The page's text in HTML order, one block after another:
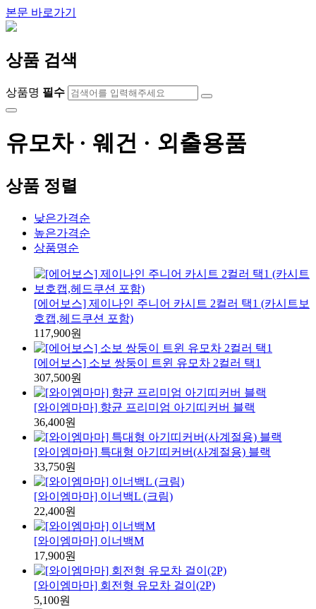
본문 바로가기
상품 검색
상품명 필수
유모차 · 웨건 · 외출용품
상품 정렬
낮은가격순
높은가격순
상품명순
[에어보스] 제이나인 주니어 카시트 2컬러 택1 (카시트보
호캡,헤드쿠션 포함)
117,900원
[에어보스] 소보 쌍둥이 트윈 유모차 2컬러 택1
307,500원
[와이엠마마] 향균 프리미엄 아기띠커버 블랙
36,400원
[와이엠마마] 특대형 아기띠커버(사계절용) 블랙
33,750원
[와이엠마마] 이너백L (크림)
22,400원
[와이엠마마] 이너백M
17,900원
[와이엠마마] 회전형 유모차 걸이(2P)
5,100원